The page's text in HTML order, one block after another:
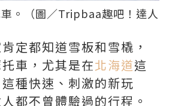
。（圖／Tripbaa趣吧！達人
肯定都知道雪板和雪橇，
車，尤其是在北海道這
種快速、刺激的新玩
都不曾體驗過的行程。